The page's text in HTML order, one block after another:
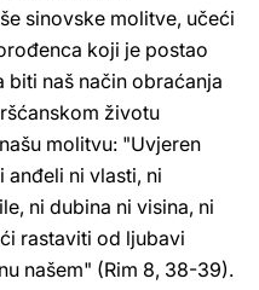
sinovske molitve, učeći
koji je postao
naš način obraćanja
životu
molitvu: "Uvjeren
anđeli ni vlasti, ni
ni dubina ni visina, ni
rastaviti od ljubavi
našem" (Rim 8, 38-39).